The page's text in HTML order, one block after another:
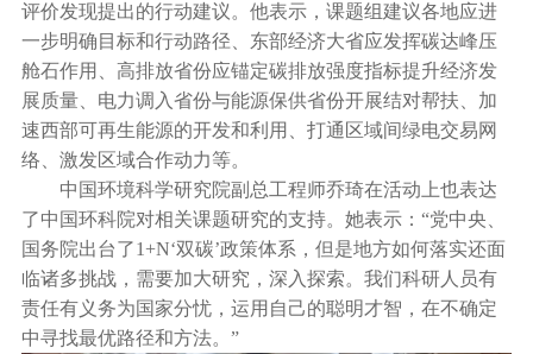
评价发现提出的行动建议。他表示，课题组建议各地应进
一步明确目标和行动路径、东部经济大省应发挥碳达峰压
舱石作用、高排放省份应锚定碳排放强度指标提升经济发
展质量、电力调入省份与能源保供省份开展结对帮扶、加
速西部可再生能源的开发和利用、打通区域间绿电交易网
络、激发区域合作动力等。
中国环境科学研究院副总工程师乔琦在活动上也表达
了中国环科院对相关课题研究的支持。她表示：“党中央、
国务院出台了1+N‘双碳’政策体系，但是地方如何落实还面
临诸多挑战，需要加大研究，深入探索。我们科研人员有
责任有义务为国家分忧，运用自己的聪明才智，在不确定
中寻找最优路径和方法。”